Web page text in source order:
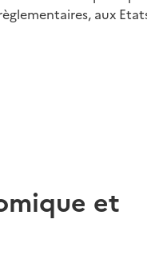
aux
et